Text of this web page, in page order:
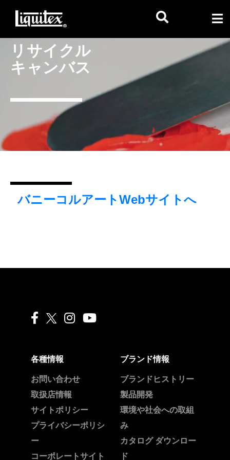
リサイクル
キャンバス
バニーコルアートWebサイトへ
Liquitex facebook
Liquitex instagram
Liquitex youtube
各種情報
お問い合わせ
取扱店情報
サイトポリシー
プライバシーポリシ
ー
コーポレートサイト
ブランド情報
ブランドヒストリー
製品開発
環境や社会への取組
み
カタログ ダウンロー
ド